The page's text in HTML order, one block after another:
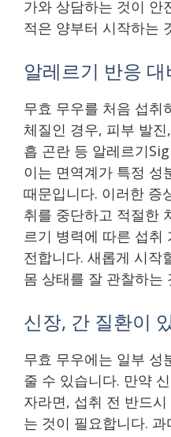
가와 상담하는 것이 안
적은 양부터 시작하는
알레르기 반응 대
무효 무우를 처음 섭취
체질인 경우, 피부 발
흡 곤란 등 알레르기
이는 면역계가 특정 성
때문입니다. 이러한 증
취를 중단하고 적절한
르기 병력에 따른 섭취
전합니다. 새롭게 시작
몸 상태를 잘 관찰하는
신장, 간 질환이
무효 무우에는 일부 성
줄 수 있습니다. 만약
자라면, 섭취 전 반드
는 것이 필요합니다.